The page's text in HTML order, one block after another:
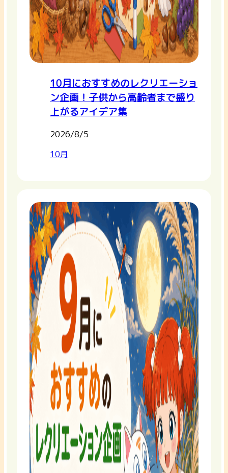
10月におすすめのレクリエーショ
ン企画！子供から高齢者まで盛り
上がるアイデア集
2026/8/5
10月